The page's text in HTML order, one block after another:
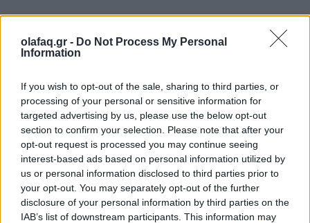
olafaq.gr - Do Not Process My Personal
Information
If you wish to opt-out of the sale, sharing to third parties, or
processing of your personal or sensitive information for
targeted advertising by us, please use the below opt-out
section to confirm your selection. Please note that after your
opt-out request is processed you may continue seeing
interest-based ads based on personal information utilized by
us or personal information disclosed to third parties prior to
your opt-out. You may separately opt-out of the further
disclosure of your personal information by third parties on the
IAB’s list of downstream participants. This information may
Επιπλέον συστάσεις:
Οι ιδιοκτήτες ιπποειδών εργασίας θα πρέπει να
µεριµνούν για τη διασφάλιση του επιπέδου υγείας
τους. Στους χώρους διαβίωσης και στους σταθµούς
εργασίας θα πρέπει να υπάρχει δυνατότητα
απολύµανσης µε κατάλληλα και ασφαλή υλικά.